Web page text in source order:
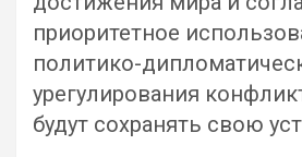
приоритетное
политико-
урегулирования
будут сохранять свою